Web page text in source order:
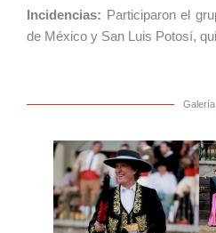
Incidencias: Participaron el
de México y San Luis Potosí,
Galería